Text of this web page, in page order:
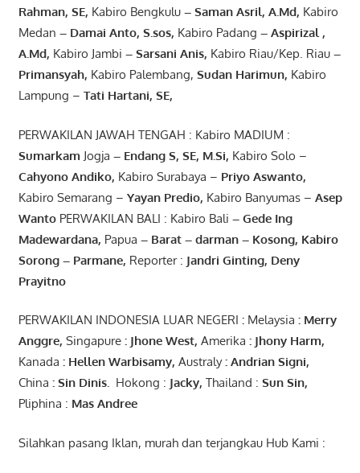
Rahman, SE, Kabiro Bengkulu– Saman Asril, A.Md, Kabiro
Medan – Damai Anto, S.sos, Kabiro Padang – Aspirizal ,
A.Md, Kabiro Jambi – Sarsani Anis, Kabiro Riau/Kep. Riau–
Primansyah, Kabiro Palembang, Sudan Harimun, Kabiro
Lampung – Tati Hartani, SE,
PERWAKILAN JAWAH TENGAH : Kabiro MADIUM :
Sumarkam Jogja – EndangS, SE, M.Si, Kabiro Solo –
Cahyono Andiko, Kabiro Surabaya – Priyo Aswanto,
Kabiro Semarang – Yayan Predio, Kabiro Banyumas – Asep
WantoPERWAKILAN BALI : Kabiro Bali – Gede Ing
Madewardana, Papua – Barat – darman– Kosong, Kabiro
Sorong– Parmane, Reporter : Jandri Ginting, Deny
Prayitno
PERWAKILAN INDONESIA LUAR NEGERI : Melaysia : Merry
Anggre, Singapure: JhoneWest, Amerika : JhonyHarm,
Kanada : Hellen Warbisamy, Australy: Andrian Signi,
China : Sin Dinis. Hokong : Jacky, Thailand : Sun Sin,
Pliphina : Mas Andree
Silahkan pasang Iklan, murah dan terjangkau Hub Kami :